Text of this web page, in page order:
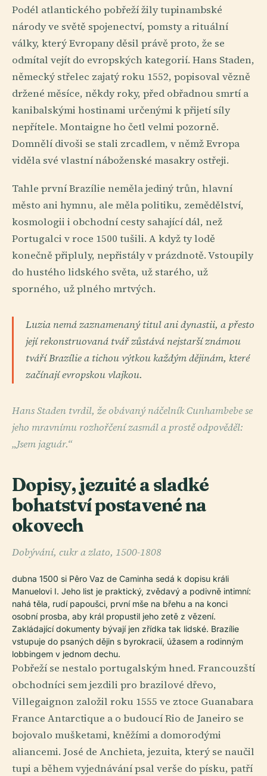
Podél atlantického pobřeží žily tupinambské
národy ve světě spojenectví, pomsty a rituální
války, který Evropany děsil právě proto, že se
odmítal vejít do evropských kategorií. Hans Staden,
německý střelec zajatý roku 1552, popisoval vězně
držené měsíce, někdy roky, před obřadnou smrtí a
kanibalskými hostinami určenými k přijetí síly
nepřítele. Montaigne ho četl velmi pozorně.
Domnělí divoši se stali zrcadlem, v němž Evropa
viděla své vlastní náboženské masakry ostřeji.
Tahle první Brazílie neměla jediný trůn, hlavní
město ani hymnu, ale měla politiku, zemědělství,
kosmologii i obchodní cesty sahající dál, než
Portugalci v roce 1500 tušili. A když ty lodě
konečně připluly, nepřistály v prázdnotě. Vstoupily
do hustého lidského světa, už starého, už
sporného, už plného mrtvých.
Luzia nemá zaznamenaný titul ani dynastii, a přesto
její rekonstruovaná tvář zůstává nejstarší známou
tváří Brazílie a tichou výtkou každým dějinám, které
začínají evropskou vlajkou.
Hans Staden tvrdil, že obávaný náčelník Cunhambebe se
jeho mravnímu rozhořčení zasmál a prostě odpověděl:
„Jsem jaguár.“
Dopisy, jezuité a sladké
bohatství postavené na
okovech
Dobývání, cukr a zlato, 1500-1808
dubna 1500 si Pêro Vaz de Caminha sedá k dopisu králi
Manuelovi I. Jeho list je praktický, zvědavý a podivně intimní:
nahá těla, rudí papoušci, první mše na břehu a na konci
osobní prosba, aby král propustil jeho zetě z vězení.
Zakládající dokumenty bývají jen zřídka tak lidské. Brazílie
vstupuje do psaných dějin s byrokracií, úžasem a rodinným
lobbingem v jednom dechu.
Pobřeží se nestalo portugalským hned. Francouzští
obchodníci sem jezdili pro brazilové dřevo,
Villegaignon založil roku 1555 ve ztoce Guanabara
France Antarctique a o budoucí Rio de Janeiro se
bojovalo mušketami, kněžími a domorodými
aliancemi. José de Anchieta, jezuita, který se naučil
tupi a během vyjednávání psal verše do písku, patří